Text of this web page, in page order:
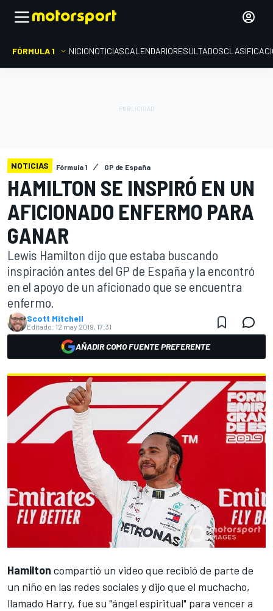
FÓRMULA 1 INICIONOTICIASCALENDARIORESULTADOS
NOTICIAS Fórmula 1 GP de España
HAMILTON SE INSPIRÓ EN UN
AFICIONADO ENFERMO PARA
GANAR
Lewis Hamilton dijo que estaba buscando
inspiración antes del GP de España y la encontró
en el apoyo de un aficionado que se encuentra
enfermo.
Scott Mitchell
Editado: 12 may 2019, 17:31
AÑADIR COMO FUENTE PREFERENTE
Hamilton compartió un video que recibió de parte de
un niño en las redes sociales y dijo que el muchacho,
llamado Harry, fue su "ángel espiritual" para vencer a